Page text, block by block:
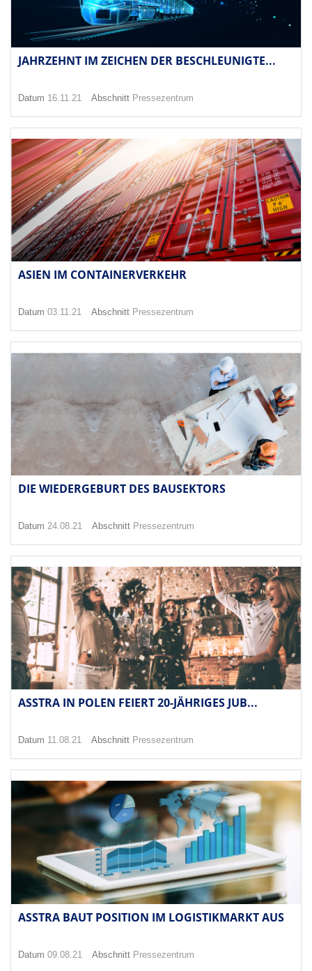
JAHRZEHNT IM ZEICHEN DER BESCHLEUNIGTE...
Datum 16.11.21 Abschnitt Pressezentrum
ASIEN IM CONTAINERVERKEHR
Datum 03.11.21 Abschnitt Pressezentrum
DIE WIEDERGEBURT DES BAUSEKTORS
Datum 24.08.21 Abschnitt Pressezentrum
ASSTRA IN POLEN FEIERT 20-JÄHRIGES JUB...
Datum 11.08.21 Abschnitt Pressezentrum
ASSTRA BAUT POSITION IM LOGISTIKMARKT AUS
Datum 09.08.21 Abschnitt Pressezentrum